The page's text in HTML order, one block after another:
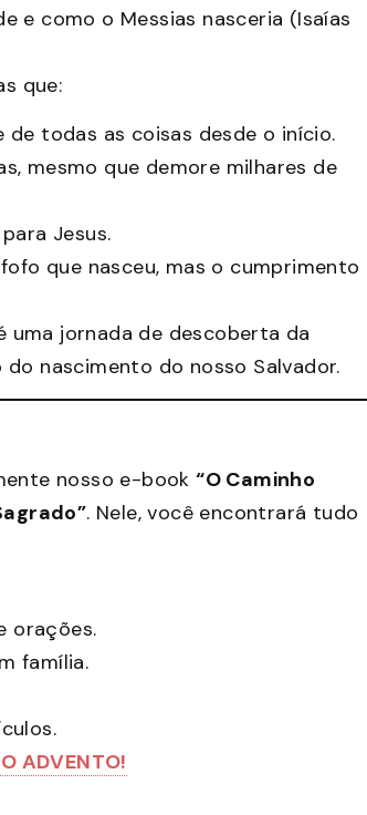
e como o Messias nasceria (Isaías
que:
de todas as coisas desde o início.
mesmo que demore milhares de
Jesus.
que nasceu, mas o cumprimento
uma jornada de descoberta da
nascimento do nosso Salvador.
nosso e-book“O Caminho
. Nele, você encontrará tudo
orações.
família.
ADVENTO!